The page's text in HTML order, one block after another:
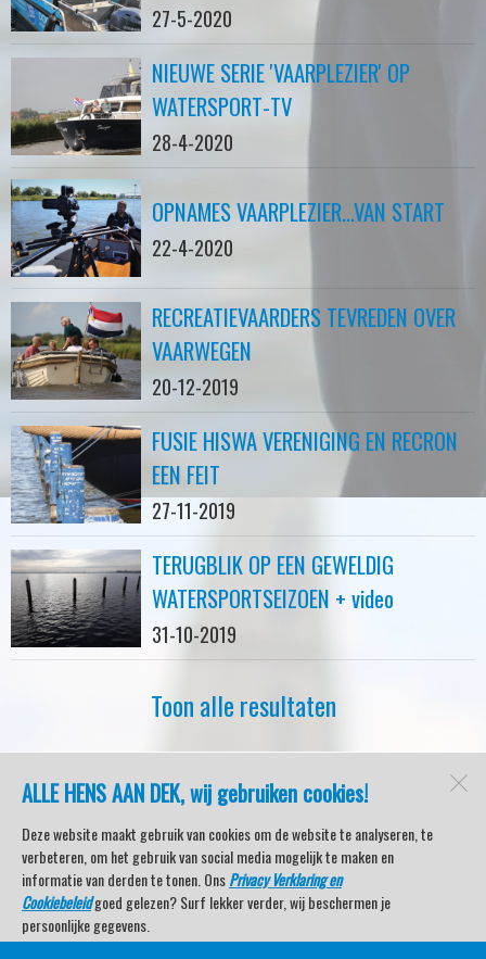
ALLE HENS AAN DEK, wij gebruiken cookies!
Deze website maakt gebruik van cookies om de website te analyseren, te
verbeteren, om het gebruik van social media mogelijk te maken en
informatie van derden te tonen. OnsPrivacy Verklaring en
Cookiebeleidgoed gelezen? Surf lekker verder, wij beschermen je
persoonlijke gegevens.
27-5-2020
NIEUWE SERIE 'VAARPLEZIER' OP
WATERSPORT-TV
28-4-2020
OPNAMES VAARPLEZIER...VAN START
22-4-2020
RECREATIEVAARDERS TEVREDEN OVER
VAARWEGEN
20-12-2019
FUSIE HISWA VERENIGING EN RECRON
EEN FEIT
27-11-2019
TERUGBLIK OP EEN GEWELDIG
WATERSPORTSEIZOEN + video
31-10-2019
Toon alle resultaten
watersport-tv
Lemmer
Open desktopversie